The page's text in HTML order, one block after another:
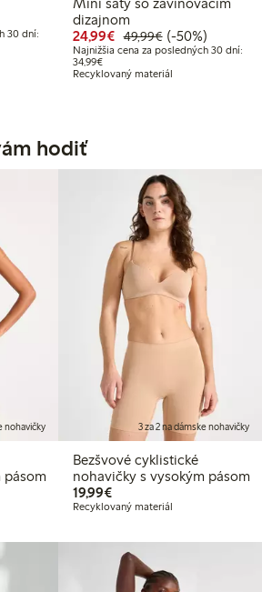
19,99 €
39,99 €
30 dní:
30 dní: 27,99 €
dizajnom
24,99€ Zvýhodnená cena:
49,99€Bežná cena:
50% zľava
(-50%)
Najnižšia cena za posledných 30 dní:
34,99€Najnižšia cena za posledných 30
Recyklovaný materiál
hodiť
nohavičky
pásom
3 za 2 na dámske nohavičky
Bezšvové cyklistické
nohavičky s vysokým pásom
19,99€19,99 €
Recyklovaný materiál